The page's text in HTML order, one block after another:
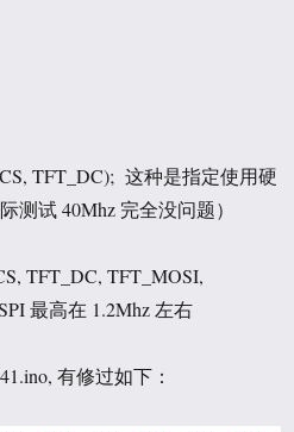
TFT_DC); 这种是指定使用硬
测试 40Mhz 完全没问题）
TFT_DC, TFT_MOSI,
最高在 1.2Mhz 左右
有修过如下：